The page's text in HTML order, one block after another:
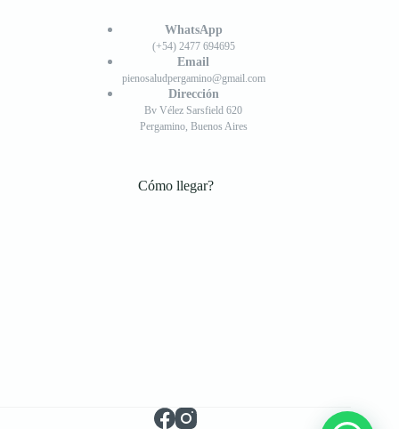
WhatsApp
(+54) 2477 694695
Email
pienosaludpergamino@gmail.com
Dirección
Bv Vélez Sarsfield 620
Pergamino, Buenos Aires
Cómo llegar?